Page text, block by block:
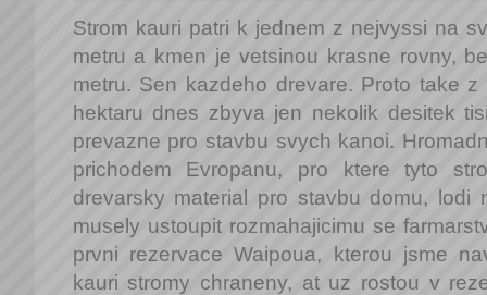
Strom kauri patri k jednem z nejvyssi na
metru a kmen je vetsinou krasne rovny,
metru. Sen kazdeho drevare. Proto take
hektaru dnes zbyva jen nekolik desitek
prevazne pro stavbu svych kanoi.
prichodem Evropanu, pro ktere tyto
drevarsky material pro stavbu domu,
musely ustoupit rozmahajicimu se
prvni rezervace Waipoua, kterou jsme
kauri stromy chraneny, at uz rostou v